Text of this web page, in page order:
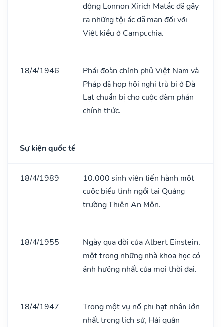
động Lonnon Xirich Matắc đã gây
ra những tội ác dã man đối với
Việt kiều ở Campuchia.
18/4/1946
Phái đoàn chính phủ Việt Nam và
Pháp đã họp hội nghị trù bị ở Đà
Lạt chuẩn bị cho cuộc đàm phán
chính thức.
Sự kiện quốc tế
18/4/1989
10.000 sinh viên tiến hành một
cuộc biểu tình ngồi tại Quảng
trường Thiên An Môn.
18/4/1955
Ngày qua đời của Albert Einstein,
một trong những nhà khoa học có
ảnh hưởng nhất của mọi thời đại.
18/4/1947
Trong một vụ nổ phi hạt nhân lớn
nhất trong lịch sử, Hải quân